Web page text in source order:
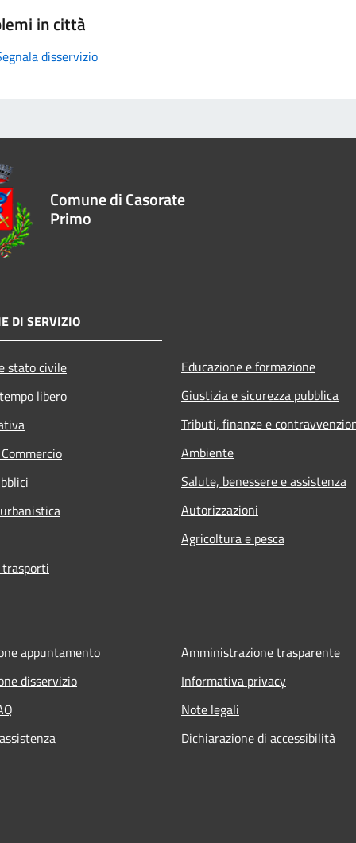
in città
disservizio
Comune di Casorate
Primo
DI SERVIZIO
stato civile
libero
Educazione e formazione
Giustizia e sicurezza pubblica
Tributi, finanze e
Ambiente
Salute, benessere e assistenza
Autorizzazioni
Agricoltura e pesca
appuntamento
disservizio
Amministrazione trasparente
Informativa privacy
Note legali
Dichiarazione di accessibilità